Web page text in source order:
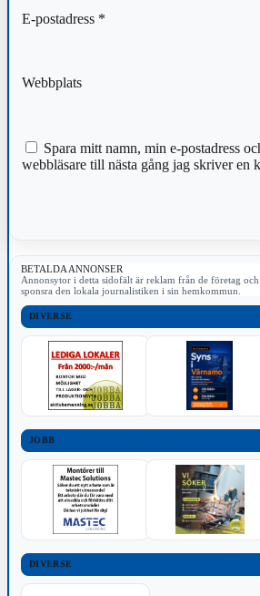
E-postadress *
Webbplats
Spara mitt namn, min e-postadress
webbläsare till nästa gång jag skriver en
BETALDA ANNONSER
Annonsytor i detta sidofält är reklam från de företag
sponsra den lokala journalistiken i sin hemkommun.
DIVERSE
JOBB
DIVERSE